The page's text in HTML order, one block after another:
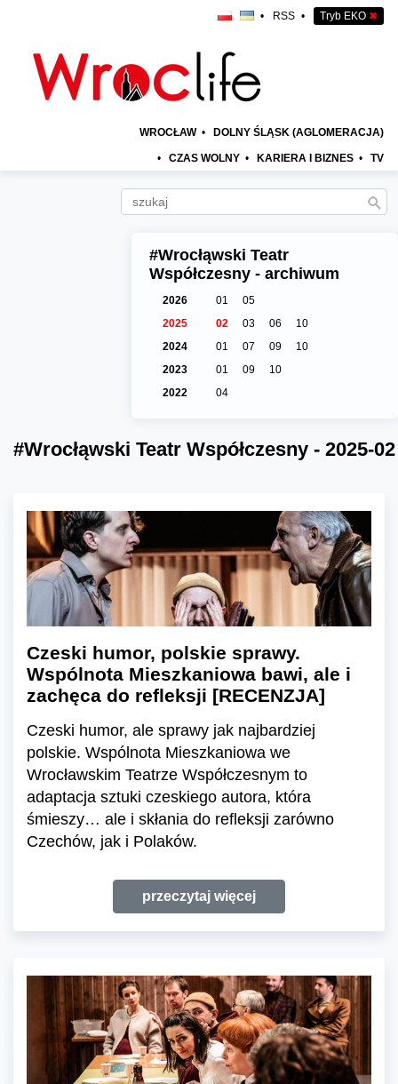
• RSS • Tryb EKO ✖
WROCŁAW • DOLNY ŚLĄSK (AGLOMERACJA)
• CZAS WOLNY • KARIERA I BIZNES • TV
#Wrocłąwski Teatr
Współczesny - archiwum
2026 01
05
2025
02 03 06
10
2024
01 07 09
10
2023
01 09
10
2022
04
#Wrocłąwski Teatr Współczesny - 2025-02
Czeski humor, polskie sprawy.
Wspólnota Mieszkaniowa bawi, ale i
zachęca do refleksji [RECENZJA]
Czeski humor, ale sprawy jak najbardziej
polskie. Wspólnota Mieszkaniowa we
Wrocławskim Teatrze Współczesnym to
adaptacja sztuki czeskiego autora, która
śmieszy… ale i skłania do refleksji zarówno
Czechów, jak i Polaków.
przeczytaj więcej